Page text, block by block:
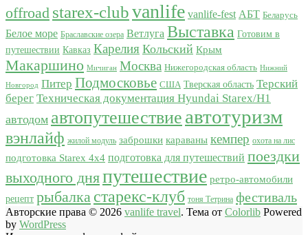
offroad starex-clubvanlife vanlife-fest АБТ Беларусь
Белое море Браславские озера Ветлуга Выставка Готовим в
путешествии Кавказ Карелия Кольский Крым
Макаршино Мичиган Москва Нижегородская область Нижний
Новгород Питер Подмосковье США Тверская область Терский
берег Техническая документация Hyundai Starex/H1
автодом автопутешествие автотуризм
вэнлайф жилой модуль заброшки караваны кемпер охота на лис
подготовка Starex 4x4 подготовка для путешествий поездки
выходного дняпутешествие ретро-автомобили
рецепт рыбалка старекс-клуб тоня Тетрина фестиваль
Авторские права © 2026 vanlife travel. Тема от Colorlib Powered
by WordPress